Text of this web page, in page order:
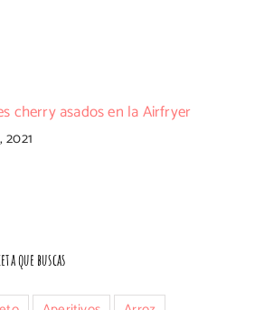
cherry asados en la Airfryer
que buscas